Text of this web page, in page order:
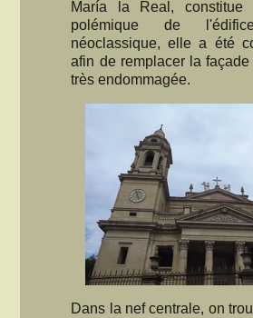
María la Real, constitue
polémique de
néoclassique, elle a été
afin de remplacer la
très endommagée.
Dans la nef centrale, on